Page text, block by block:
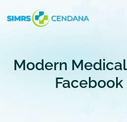
Modern
Facebook